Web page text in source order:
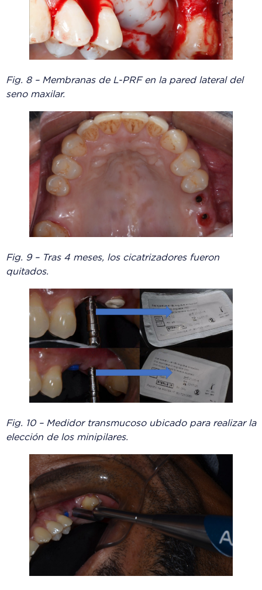
Fig. 8 – Membranas de L-PRF en la pared lateral del
seno maxilar.
Fig. 9 – Tras 4 meses, los cicatrizadores fueron
quitados.
Fig. 10 – Medidor transmucoso ubicado para realizar la
elección de los minipilares.